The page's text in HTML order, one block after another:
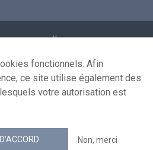
personnelles
de réutilisation
nous
flux RSS
fonctionnels. Afin
ce site utilise également des
votre autorisation est
Non, merci